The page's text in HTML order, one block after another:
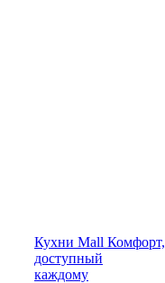
Кухни Mall Комфорт,
доступный
каждому